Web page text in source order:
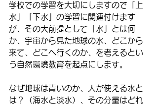
学校での学習を大切にしますので「上
水」「下水」の学習に関連付けます
が、その大前提として「水」とは何
か、宇宙から見た地球の水、どこから
来て、どこへ行くのか、を考えるとい
う自然環境教育を起点にします。
なぜ地球は青いのか、人が使える水と
は？（海水と淡水）、その分量はどれ